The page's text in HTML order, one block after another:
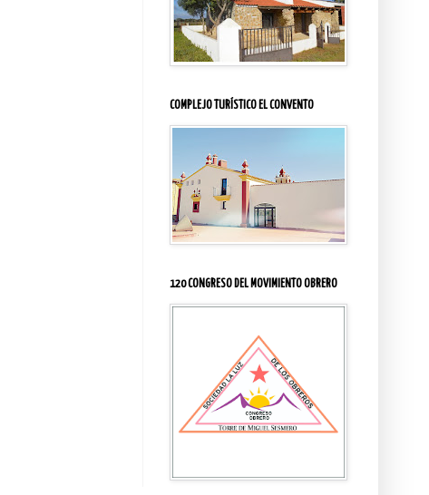
COMPLEJO TURÍSTICO EL CONVENTO
120 CONGRESO DEL MOVIMIENTO OBRERO